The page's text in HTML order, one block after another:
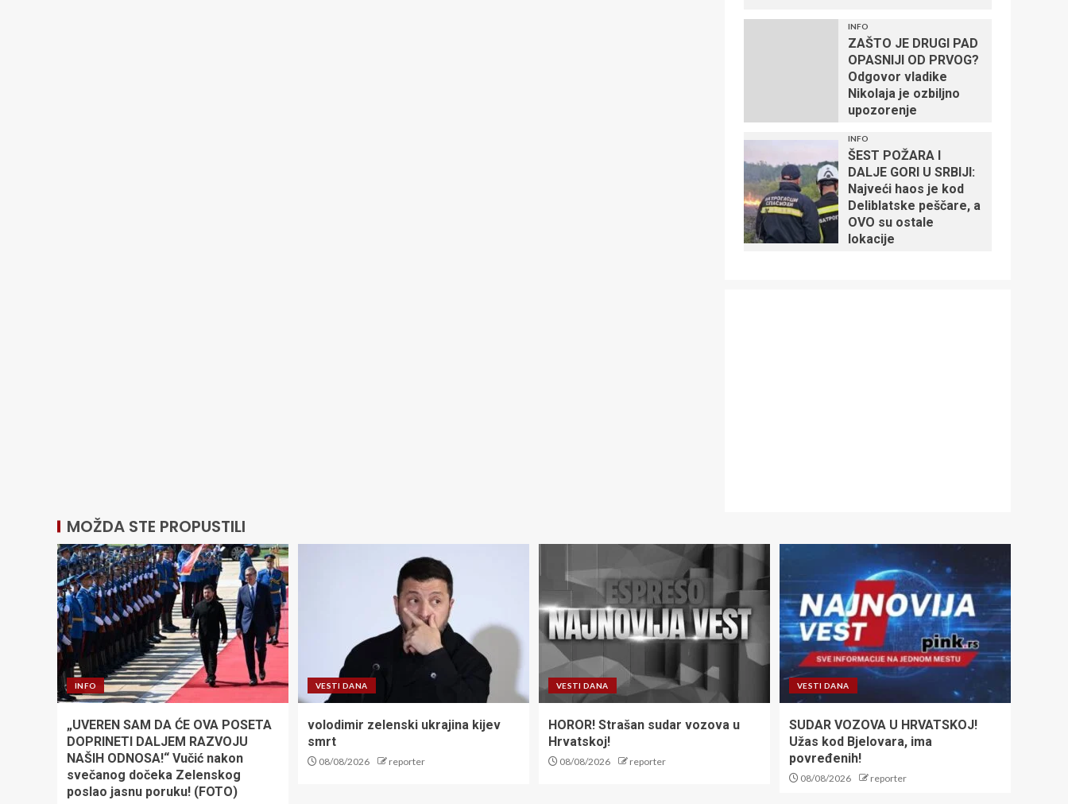
INFO
ZAŠTO JE DRUGI PAD
OPASNIJI OD PRVOG?
Odgovor vladike
Nikolaja je ozbiljno
upozorenje
INFO
ŠEST POŽARA I
DALJE GORI U SRBIJI:
Najveći haos je kod
Deliblatske peščare, a
OVO su ostale
lokacije
MOŽDA STE PROPUSTILI
INFO
„UVEREN SAM DA ĆE OVA POSETA
DOPRINETI DALJEM RAZVOJU
NAŠIH ODNOSA!“ Vučić nakon
svečanog dočeka Zelenskog
poslao jasnu poruku! (FOTO)
VESTI DANA
volodimir zelenski ukrajina kijev
smrt
08/08/2026 reporter
VESTI DANA
HOROR! Strašan sudar vozova u
Hrvatskoj!
08/08/2026 reporter
VESTI DANA
SUDAR VOZOVA U HRVATSKOJ!
Užas kod Bjelovara, ima
povređenih!
08/08/2026 reporter